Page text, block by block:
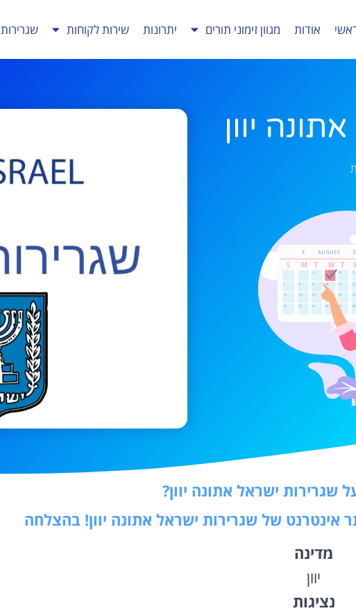
אודות מגוון זימוני תורים יתרונות שירות לקוחות שגרירות
יוון
שגרירות ישראל אתונה יוון?
אינטרנט של שגרירות ישראל אתונה יוון! בהצלחה
מדינה
יוון
נציגות